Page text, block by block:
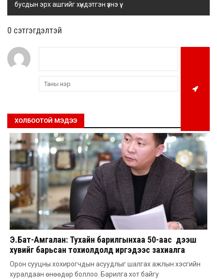
бусдын эрх ашгийг хүндэтгэн үзнэ үү.
0 cэтгэгдэлтэй
ХОЛБООТОЙ МЭДЭЭ
Э.Бат-Амгалан: Тухайн барилгынхаа 50-аас дээш
хувийг барьсан тохиолдолд иргэдээс захиалга
авдаг болгоно
Орон сууцны хохирогчдын асуудлыг шалгах ажлын хэсгийн
хуралдаан өнөөдөр боллоо. Барилга хот байгу